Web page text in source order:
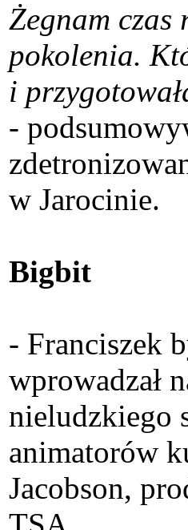
Żegnam czas
pokolenia.
i
-
w Jarocinie.
Bigbit
- Franciszek
wprowadzał
nieludzkiego
animatorów
Jacobson,